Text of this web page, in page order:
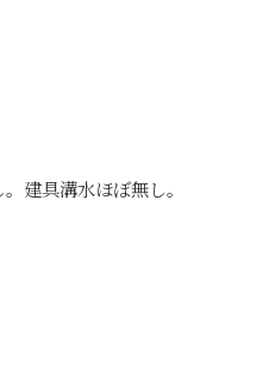
建具溝水ほぼ無し。